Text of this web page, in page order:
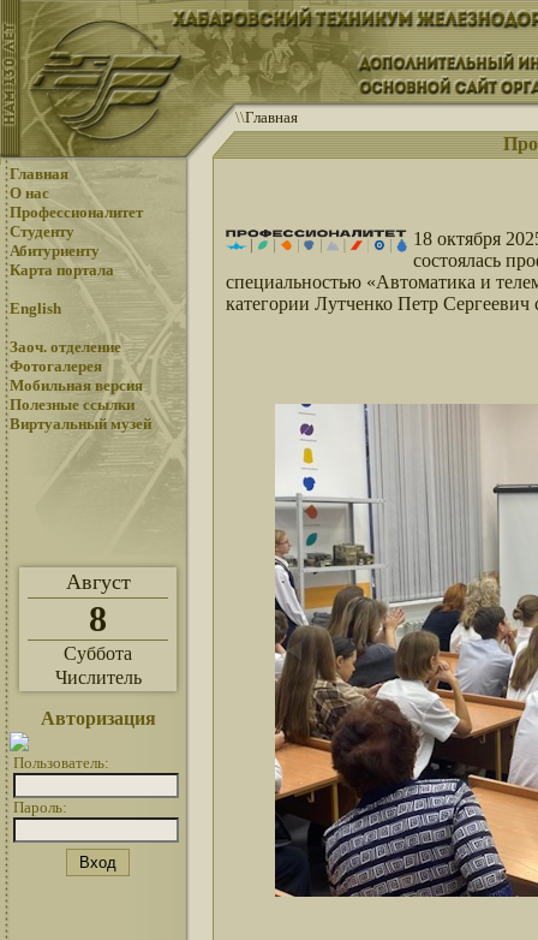
\\Главная
Главная
О нас
Профессионалитет
Студенту
Абитуриенту
Карта портала
English
Заоч. отделение
Фотогалерея
Мобильная версия
Полезные ссылки
Виртуальный музей
Август
8
Суббота
Числитель
Авторизация
Пользователь:
Пароль:
18 октября
состоялась
специальностью «Автоматика и
категории Лутченко Петр